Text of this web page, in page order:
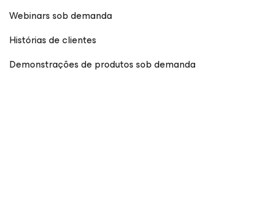
Webinars sob demanda
Histórias de clientes
Demonstrações de produtos sob demanda